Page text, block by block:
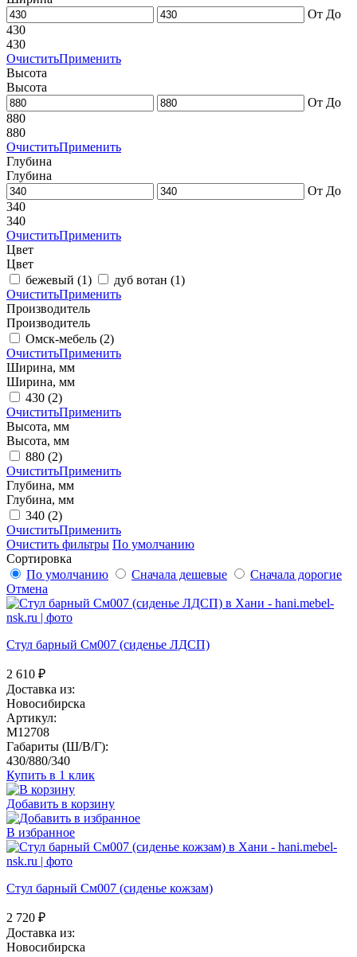
От До
430
430
ОчиститьПрименить
Высота
Высота
От До
880
880
ОчиститьПрименить
Глубина
Глубина
От До
340
340
ОчиститьПрименить
Цвет
Цвет
бежевый (1) дуб вотан (1)
ОчиститьПрименить
Производитель
Производитель
Омск-мебель (2)
ОчиститьПрименить
Ширина, мм
Ширина, мм
430 (2)
ОчиститьПрименить
Высота, мм
Высота, мм
880 (2)
ОчиститьПрименить
Глубина, мм
Глубина, мм
340 (2)
ОчиститьПрименить
Очистить фильтры По умолчанию
Сортировка
По умолчанию
Сначала дешевые
Сначала дорогие
Отмена
Стул барный См007 (сиденье ЛДСП)
2 610 ₽
Доставка из:
Новосибирска
Артикул:
M12708
Габариты (Ш/В/Г):
430/880/340
Купить в 1 клик
Добавить в корзину
В избранное
Стул барный См007 (сиденье кожзам)
2 720 ₽
Доставка из:
Новосибирска